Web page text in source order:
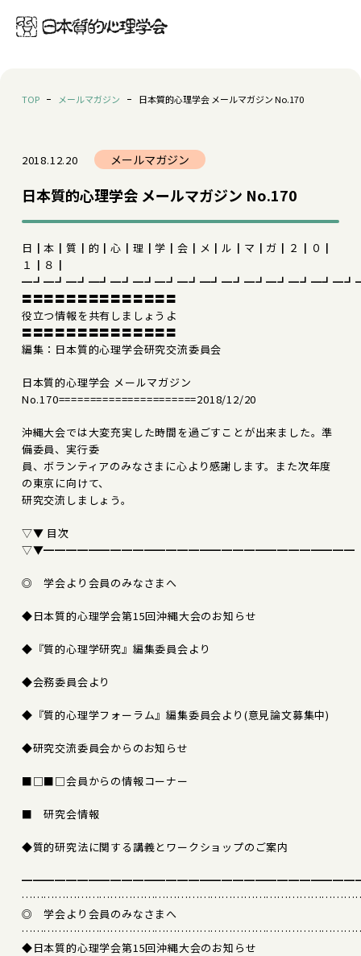
TOP メールマガジン 日本質的心理学会 メールマガジン No.170
2018.12.20 メールマガジン
日本質的心理学会 メールマガジン No.170
日┃本┃質┃的┃心┃理┃学┃会┃メ┃ル┃マ┃ガ┃２┃０┃
１┃８┃
〓〓〓〓〓〓〓〓〓〓〓〓〓〓
役立つ情報を共有しましょうよ
〓〓〓〓〓〓〓〓〓〓〓〓〓〓
編集：日本質的心理学会研究交流委員会
日本質的心理学会 メールマガジン
No.170======================2018/12/20
沖縄大会では大変充実した時間を過ごすことが出来ました。準
備委員、実行委
員、ボランティアのみなさまに心より感謝します。また次年度
の東京に向けて、
研究交流しましょう。
▽▼ 目次
▽▼━━━━━━━━━━━━━━━━━━━━━━━━━━━━
◎ 学会より会員のみなさまへ
◆日本質的心理学会第15回沖縄大会のお知らせ
◆『質的心理学研究』編集委員会より
◆会務委員会より
◆『質的心理学フォーラム』編集委員会より(意見論文募集中)
◆研究交流委員会からのお知らせ
■□■□会員からの情報コーナー
■ 研究会情報
◆質的研究法に関する講義とワークショップのご案内
◎ 学会より会員のみなさまへ
◆日本質的心理学会第15回沖縄大会のお知らせ